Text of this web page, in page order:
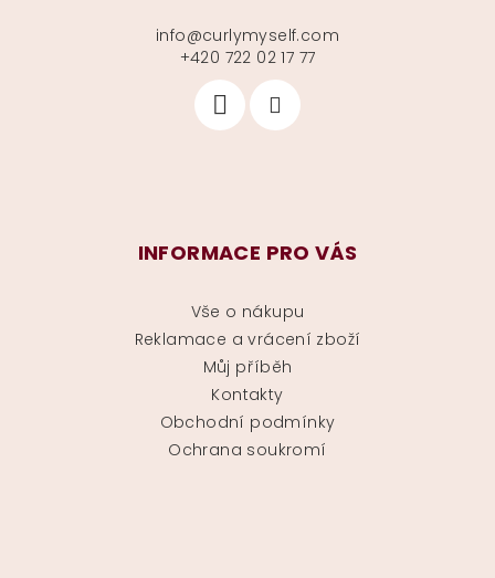
info@curlymyself.com
+420 722 02 17 77
INFORMACE PRO VÁS
Vše o nákupu
Reklamace a vrácení zboží
Můj příběh
Kontakty
Obchodní podmínky
Ochrana soukromí